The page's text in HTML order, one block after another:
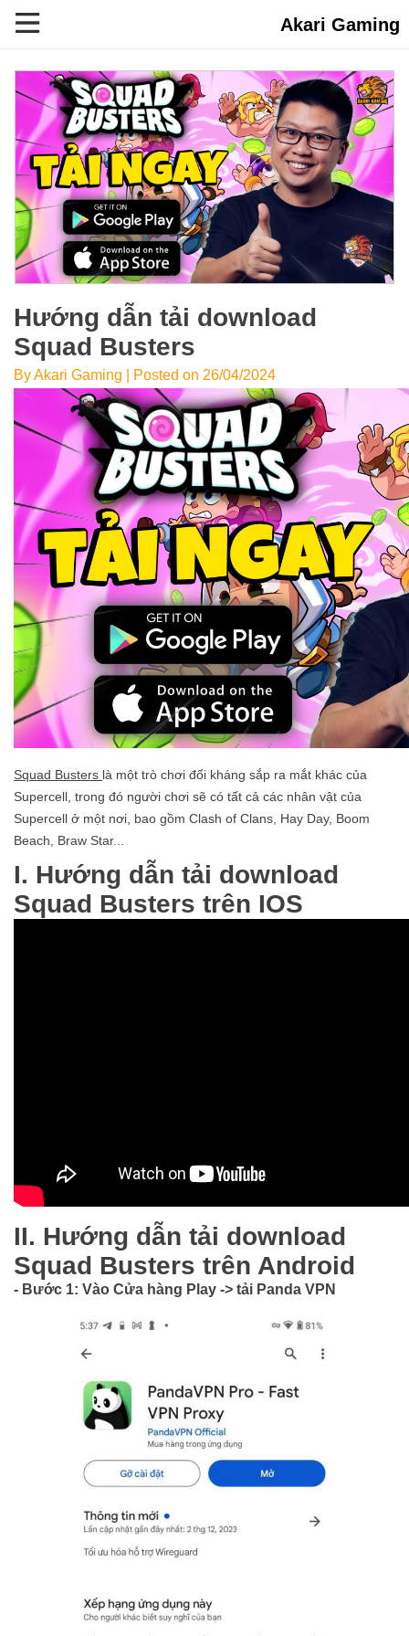
Akari Gaming
Hướng dẫn tải download
Squad Busters
By Akari Gaming | Posted on 26/04/2024
Squad Busters là một trò chơi đối kháng sắp ra mắt khác của
Supercell, trong đó người chơi sẽ có tất cả các nhân vật của
Supercell ở một nơi, bao gồm Clash of Clans, Hay Day, Boom
Beach, Braw Star...
I. Hướng dẫn tải download
Squad Busters trên IOS
II. Hướng dẫn tải download
Squad Busters trên Android
- Bước 1: Vào Cửa hàng Play -> tải Panda VPN